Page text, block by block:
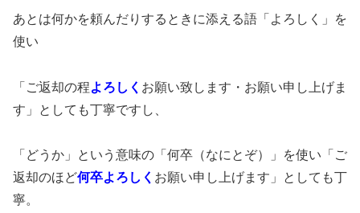
あとは何かを頼んだりするときに添える語「よろしく」を
使い
「ご返却の程よろしく お願い致します・お願い申し上げま
す」としても丁寧ですし、
「どうか」という意味の「何卒（なにとぞ）」を使い「ご
返却のほど何卒よろしく お願い申し上げます」としても丁
寧。